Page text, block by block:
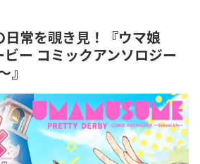
日常を覗き見！『ウマ娘
ー コミックアンソロジー